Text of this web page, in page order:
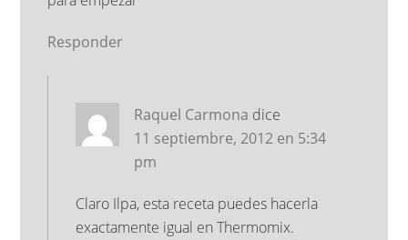
Responder
Raquel Carmona dice
11 septiembre, 2012 en 5:34
pm
Claro Ilpa, esta receta puedes hacerla
exactamente igual en Thermomix.